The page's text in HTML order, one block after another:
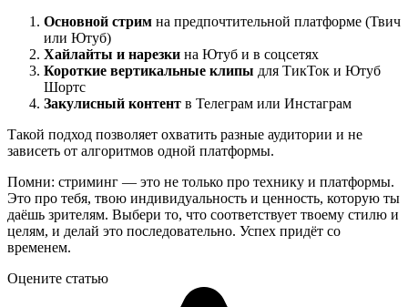
Основной стрим на предпочтительной платформе (Твич
или Ютуб)
Хайлайты и нарезки на Ютуб и в соцсетях
Короткие вертикальные клипы для ТикТок и Ютуб
Шортс
Закулисный контент в Телеграм или Инстаграм
Такой подход позволяет охватить разные аудитории и не
зависеть от алгоритмов одной платформы.
Помни: стриминг — это не только про технику и платформы.
Это про тебя, твою индивидуальность и ценность, которую ты
даёшь зрителям. Выбери то, что соответствует твоему стилю и
целям, и делай это последовательно. Успех придёт со
временем.
Оцените статью